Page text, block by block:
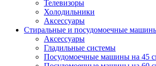
Телевизоры
Холодильники
Аксессуары
Стиральные и посудомоечные
Аксессуары
Гладильные системы
Посудомоечные машины на 45